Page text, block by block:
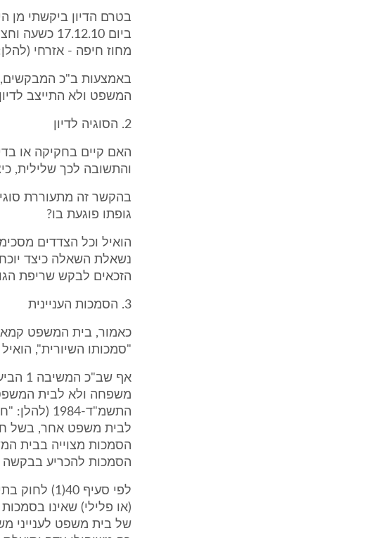
בטרם הדיון ביקשתי מן
ביום
מחוז חיפה - אזרחי
באמצעות ב"כ המבקשים,
המשפט ולא התייצב לדיון (עמ' 26-27
2. הסוגיה לדיון
האם קיים בחקיקה או
והתשובה לכך שלילית,
בהקשר זה מתעוררת
גופתו פוגעת בו?
הואיל וכל הצדדים
נשאלת השאלה כיצד
הזכאים לבקש שריפת
3. הסמכות העניינית
כאמור, בית המשפט קמא
"סמכותו השיורית",
אף
התשמ"ד-
לבית משפט אחר, בשל
הסמכות מצוייה בבית
הסמכות להכריע בבקשה
לפי סעיף
(או פלילי) שאינו
של בית משפט לענייני